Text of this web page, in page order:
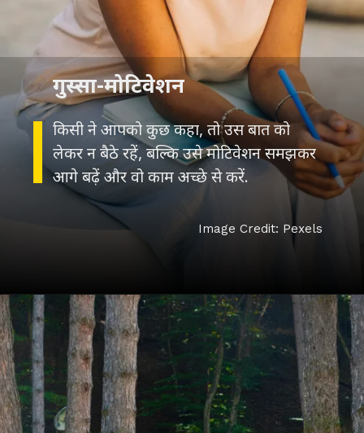
किसी ने आपको कुछ कहा, तो उस बात को
लेकर न बैठे रहें, बल्कि उसे मोटिवेशन समझकर
आगे बढ़ें और वो काम अच्छे से करें.
Image Credit: Pexels